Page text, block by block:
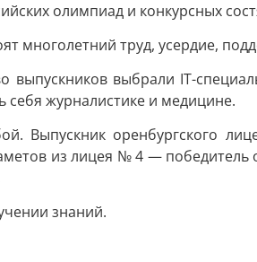
олимпиад и конкурсных
многолетний труд, усердие,
выбрали IT-
себя журналистике и медицине.
Выпускник оренбургского
из лицея № 4 — победитель
знаний.